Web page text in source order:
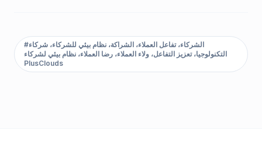
#الشركاء، تفاعل العملاء، الشراكة، نظام بيئي للشركاء، شركاء
التكنولوجيا، تعزيز التفاعل، ولاء العملاء، رضا العملاء، نظام بيئي لشركاء
PlusClouds